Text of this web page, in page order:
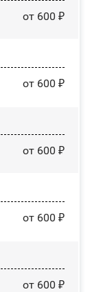
от 600 ₽
от 600 ₽
от 600 ₽
от 600 ₽
от 600 ₽